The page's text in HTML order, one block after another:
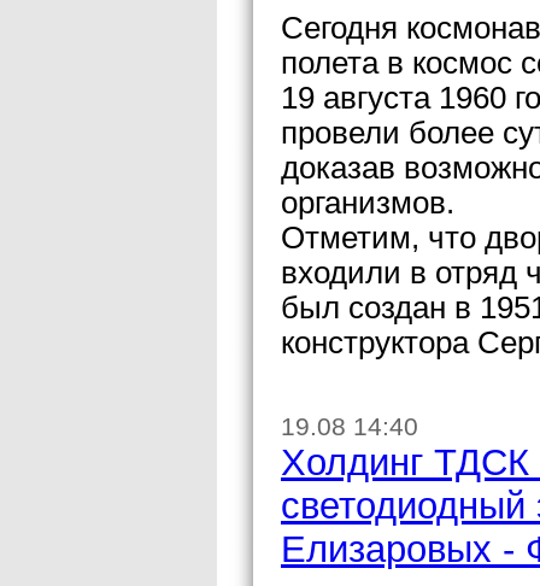
Сегодня
полета в космос
19 августа 1960
провели более
доказав
организмов.
Отметим, что
входили в отряд
был создан в
конструктора
19.08 14:40
Холдинг ТДСК
светодиодный
Елизаровых -